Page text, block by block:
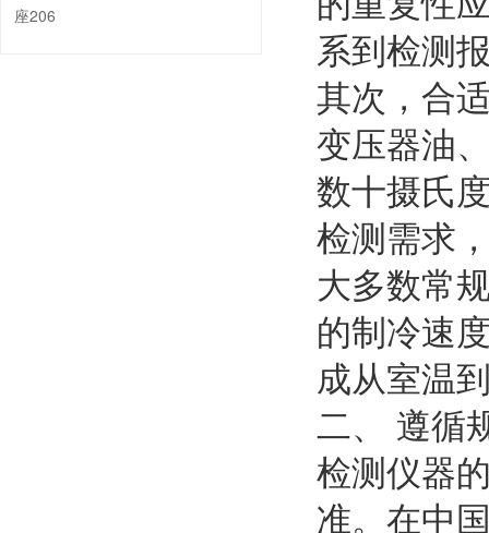
系到检测
其次，合
变压器油
数十摄氏
检测需求
大多数常
的制冷速
成从室温
二、 遵循
检测仪器
准。在中
座206